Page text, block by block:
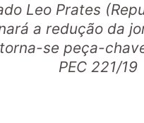
Leo Prates
a redução da
se peça-
PEC 221/19